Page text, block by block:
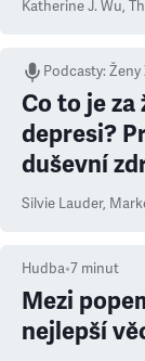
Katherine J. Wu,
Podcasty:Ženy
Co to je za
depresi?
duševní
Silvie Lauder,
Hudba•7 minut
Mezi
nejlepší